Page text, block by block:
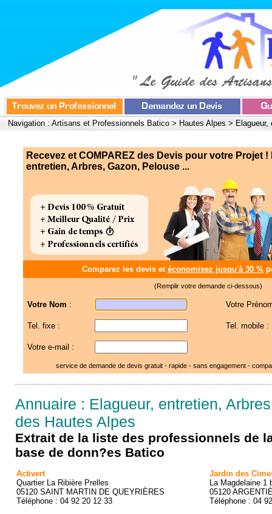
Navigation : Artisans et Professionnels Batico > Hautes Alpes >
Recevez et COMPAREZ des Devis pour votre Projet !
entretien, Arbres, Gazon, Pelouse ...
Comparez les devis et économisez jusqu'à 30 %
(Remplir votre demande ci-dessous)
Votre Nom : Votre
Tel. fixe : Tel. mobile :
Votre e-mail :
service de demande de devis gratuit - rapide - sans engagement -
Annuaire : Elagueur, entretien,
des Hautes Alpes
Extrait de la liste des professionnels de
base de donn?es Batico
Activert
Quartier La Ribière Prelles
05120 SAINT MARTIN DE QUEYRIÈRES
Téléphone : 04 92 20 12 33
Jardin des
La Magdelaine 1
05120
Téléphone : 04